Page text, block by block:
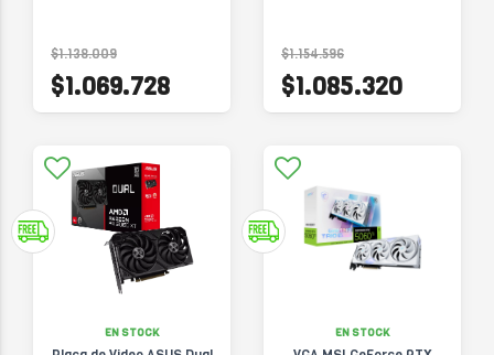
$1.138.009
$1.069.728
$1.154.596
$1.085.320
EN STOCK EN STOCK